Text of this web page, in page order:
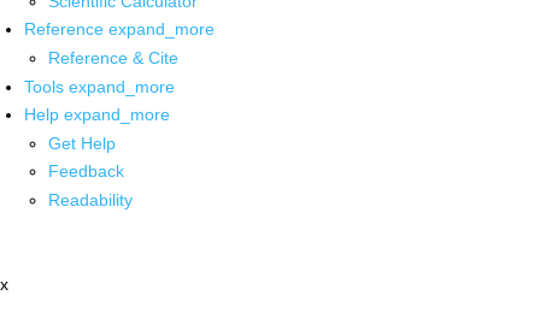
Reference expand_more
Reference & Cite
Tools expand_more
Help expand_more
Get Help
Feedback
Readability
x